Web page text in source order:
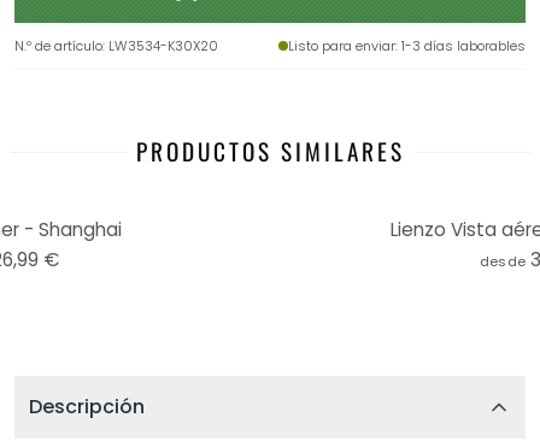
N.º de artículo: LW3534-K30X20 Listo para enviar: 1-3 días laborables
PRODUCTOS SIMILARES
- Shanghai
€
Lienzo Vista
desde
Descripción